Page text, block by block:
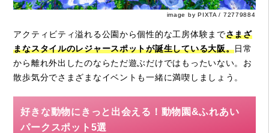
image by PIXTA / 72779884
アクティビティ溢れる公園から個性的な工房体験までさまざ
まなスタイルのレジャースポットが誕生している大阪。日常
から離れ外出したのならただ遊ぶだけではもったいない。お
散歩気分でさまざまなイベントも一緒に満喫しましょう。
好きな動物にきっと出会える！動物園&ふれあい
パークスポット5選